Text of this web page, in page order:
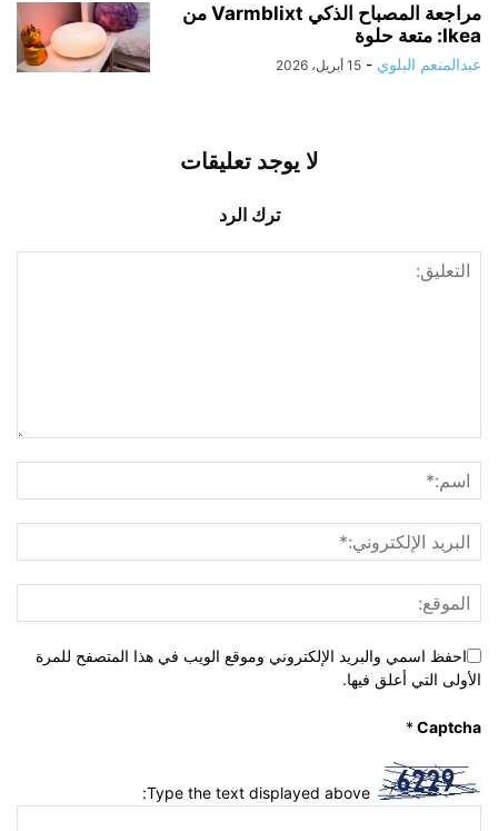
مراجعة المصباح الذكي Varmblixt من
Ikea: متعة حلوة
عبدالمنعم البلوي - 15 أبريل، 2026
لا يوجد تعليقات
ترك الرد
احفظ اسمي والبريد الإلكتروني وموقع الويب في هذا المتصفح للمرة
الأولى التي أعلق فيها.
Captcha
*
Type the text displayed above: